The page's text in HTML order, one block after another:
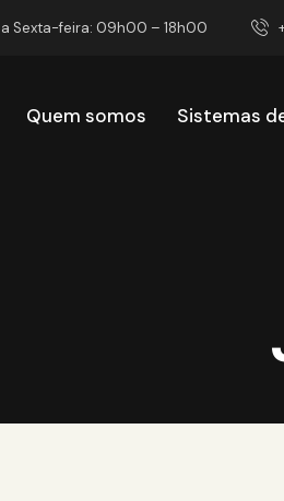
Sexta-feira: 09h00 – 18h00
Quem somos Sistemas